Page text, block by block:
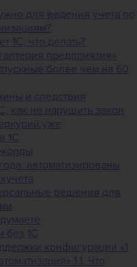
для ведения учета по
1С, что делать?
предприятия»
более чем на 60
и следствия
как не нарушить закон
уже
1С
автоматизированы
решения для
без 1С
конфигурации «1
1.1. Что